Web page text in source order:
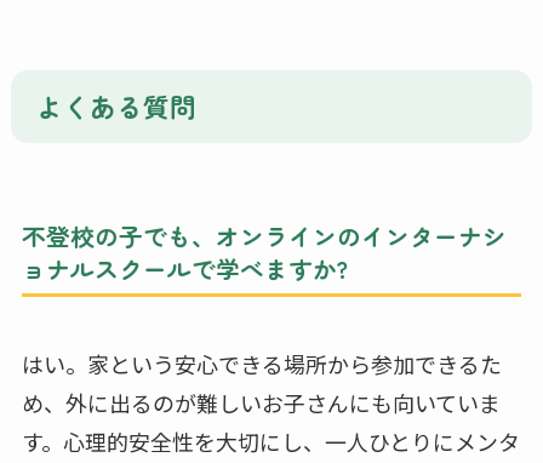
よくある質問
不登校の子でも、オンラインのインターナシ
ョナルスクールで学べますか?
はい。家という安心できる場所から参加できるた
め、外に出るのが難しいお子さんにも向いていま
す。心理的安全性を大切にし、一人ひとりにメンタ